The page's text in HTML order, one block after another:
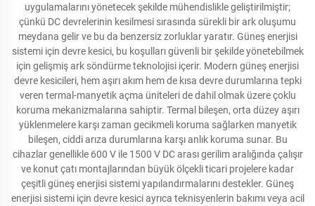
uygulamalarını yönetecek şekilde mühendislikle geliştirilmiştir;
çünkü DC devrelerinin kesilmesi sırasında sürekli bir ark oluşumu
meydana gelir ve bu da benzersiz zorluklar yaratır. Güneş enerjisi
sistemi için devre kesici, bu koşulları güvenli bir şekilde yönetebilmek
için gelişmiş ark söndürme teknolojisi içerir. Modern güneş enerjisi
devre kesicileri, hem aşırı akım hem de kısa devre durumlarına tepki
veren termal-manyetik açma üniteleri de dahil olmak üzere çoklu
koruma mekanizmalarına sahiptir. Termal bileşen, orta düzey aşırı
yüklenmelere karşı zaman gecikmeli koruma sağlarken manyetik
bileşen, ciddi arıza durumlarına karşı anlık koruma sunar. Bu
cihazlar genellikle 600 V ile 1500 V DC arası gerilim aralığında çalışır
ve konut çatı montajlarından büyük ölçekli ticari projelere kadar
çeşitli güneş enerjisi sistemi yapılandırmalarını destekler. Güneş
enerjisi sistemi için devre kesici ayrıca teknisyenlerin bakımı veya acil